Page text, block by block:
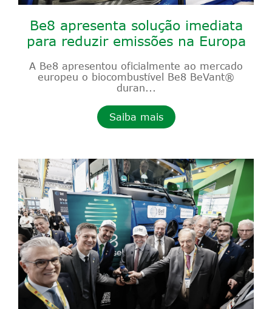
Be8 apresenta solução imediata
para reduzir emissões na Europa
A Be8 apresentou oficialmente ao mercado
europeu o biocombustível Be8 BeVant®
duran...
Saiba mais